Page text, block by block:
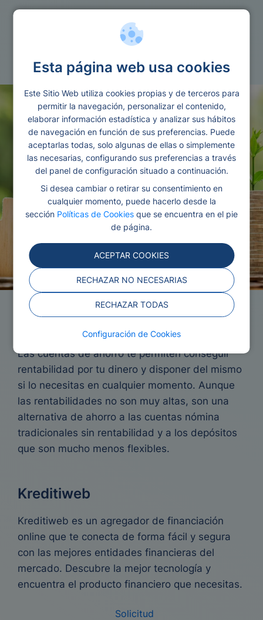
Esta página web usa cookies
Este Sitio Web utiliza cookies propias y de terceros para
permitir la navegación, personalizar el contenido,
elaborar información estadística y analizar sus hábitos
de navegación en función de sus preferencias. Puede
aceptarlas todas, solo algunas de ellas o simplemente
las necesarias, configurando sus preferencias a través
del panel de configuración situado a continuación.
Si desea cambiar o retirar su consentimiento en
cualquier momento, puede hacerlo desde la
sección Políticas de Cookies que se encuentra en el pie
de página.
ACEPTAR COOKIES
RECHAZAR NO NECESARIAS
RECHAZAR TODAS
Configuración de Cookies
Cuentas de ahorro
Las cuentas de ahorro te permiten conseguir
rentabilidad por tu dinero y disponer del mismo
si lo necesitas en cualquier momento. Aunque
las rentabilidades no son muy altas, son una
alternativa de ahorro a las cuentas nómina
tradicionales sin rentabilidad y a los depósitos
que son mucho menos flexibles.
Kreditiweb
Kreditiweb es un agregador de financiación
online que te conecta de forma fácil y segura
con las mejores entidades financieras del
mercado. Descubre la mejor tecnología y
encuentra el producto financiero que necesitas.
Solicitud